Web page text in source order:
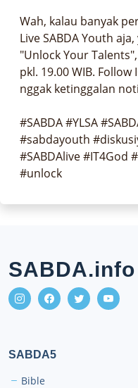
Wah, kalau banyak
Live SABDA Youth
"Unlock Your
pkl. 19.00 WIB.
nggak ketinggalan
#SABDA #YLSA
#sabdayouth
#SABDAlive #IT4God
#unlock
SABDA.info
SABDA5
Bible